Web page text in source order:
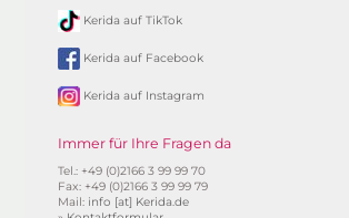
Kerida auf TikTok
Kerida auf Facebook
Kerida auf Instagram
Immer für Ihre Fragen da
Tel.: +49 (0)2166 3 99 99 70
Fax: +49 (0)2166 3 99 99 79
Mail: info [at] Kerida.de